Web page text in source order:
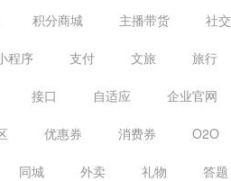
积分商城 主播带货 社交
程序 支付 文旅 旅行
接口 自适应 企业官网
优惠券 消费券 O2O
同城 外卖 礼物 答题